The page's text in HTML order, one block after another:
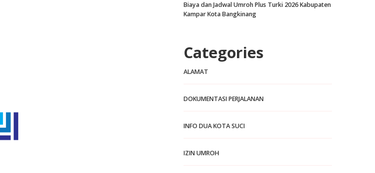
Biaya dan Jadwal Umroh Plus Turki 2026 Kabupaten
Kampar Kota Bangkinang
Categories
ALAMAT
DOKUMENTASI PERJALANAN
INFO DUA KOTA SUCI
IZIN UMROH